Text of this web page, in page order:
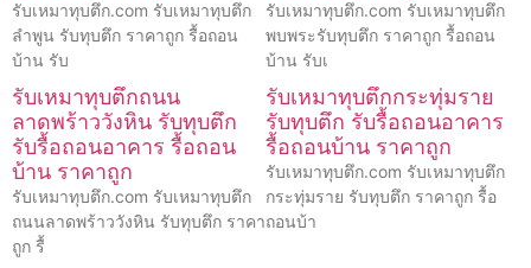
รับเหมาทุบตึก.com รับเหมาทุบตึก
ลำพูน รับทุบตึก ราคาถูก รื้อถอน
บ้าน รับ
รับเหมาทุบตึก.com รับเหมาทุบตึก
พบพระรับทุบตึก ราคาถูก รื้อถอน
บ้าน รับเ
รับเหมาทุบตึกถนน
ลาดพร้าววังหิน รับทุบตึก
รับรื้อถอนอาคาร รื้อถอน
บ้าน ราคาถูก
รับเหมาทุบตึก.com รับเหมาทุบตึก
ถนนลาดพร้าววังหิน รับทุบตึก ราคา
ถูก รื้
รับเหมาทุบตึกกระทุ่มราย
รับทุบตึก รับรื้อถอนอาคาร
รื้อถอนบ้าน ราคาถูก
รับเหมาทุบตึก.com รับเหมาทุบตึก
กระทุ่มราย รับทุบตึก ราคาถูก รื้อ
ถอนบ้า